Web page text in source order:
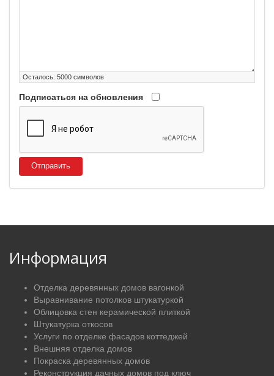
Осталось: 5000 символов
Подписаться на обновления
Отправить
Информация
Отделка деревянных домов вагонкой
Выравнивание потолков штукатуркой
Облицовка стен керамической плиткой
Штукатурка откосов
Услуги по отделке фасадов коттеджей
Внешняя отделка домов
Покраска деревянных домов
Реконструкция дачных домов под ключ